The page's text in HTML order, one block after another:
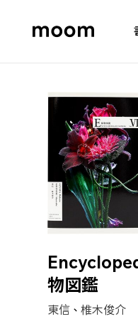
物図鑑
東信 、椎木俊介